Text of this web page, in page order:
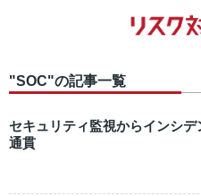
"SOC"の記事一覧
セキュリティ監視からインシ
通貫